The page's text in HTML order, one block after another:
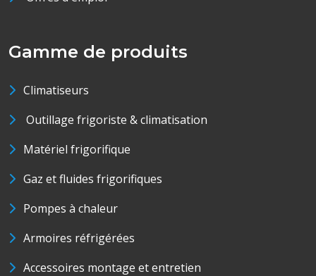
Gamme de produits
Climatiseurs
Outillage frigoriste & climatisation
Matériel frigorifique
Gaz et fluides frigorifiques
Pompes à chaleur
Armoires réfrigérées
Accessoires montage et entretien